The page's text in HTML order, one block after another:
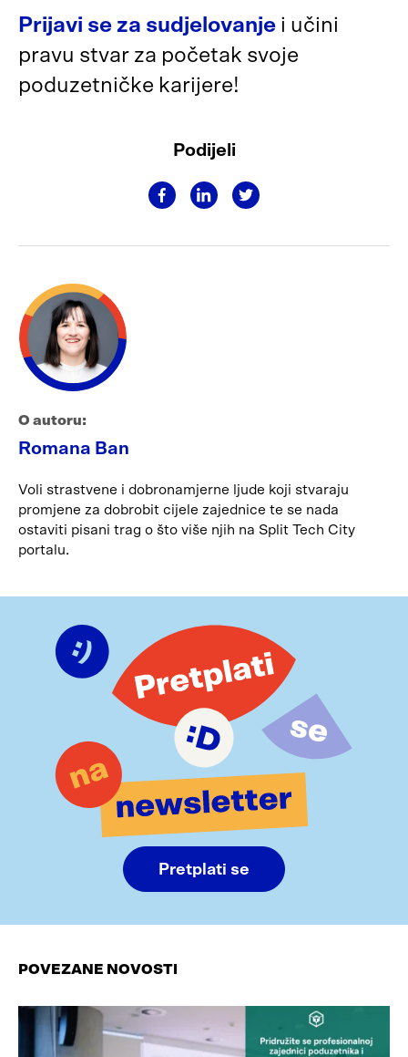
Prijavi se za sudjelovanje i učini
pravu stvar za početak svoje
poduzetničke karijere!
Podijeli
O autoru:
Romana Ban
Voli strastvene i dobronamjerne ljude koji stvaraju
promjene za dobrobit cijele zajednice te se nada
ostaviti pisani trag o što više njih na Split Tech City
portalu.
Pretplati se
POVEZANE NOVOSTI